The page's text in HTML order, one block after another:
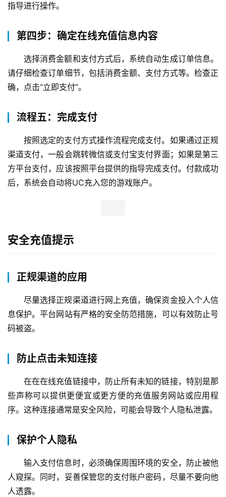
指导进行操作。
第四步：确定在线充值信息内容
选择消费金额和支付方式后，系统自动生成订单信息。
请仔细检查订单细节，包括消费金额、支付方式等。检查正
确，点击“立即支付”。
流程五：完成支付
按照选定的支付方式操作流程完成支付。如果通过正规
渠道支付，一般会跳转微信或支付宝支付界面；如果是第三
方平台支付，应该按照平台提供的指导完成支付。付款成功
后，系统会自动将UC充入您的游戏账户。
安全充值提示
正规渠道的应用
尽量选择正规渠道进行网上充值，确保资金投入个人信
息保护。平台网站有严格的安全防范措施，可以有效防止号
码被盗。
防止点击未知连接
在在在线充值链接中，防止所有未知的链接，特别是那
些声称可以提供更便宜或更方便的充值服务网站或应用程
序。这种连接通常是安全风险，可能会导致个人隐私泄露。
保护个人隐私
输入支付信息时，必须确保周围环境的安全，防止被他
人窥探。同时，妥善保管您的支付账户密码，尽量不要向他
人透露。